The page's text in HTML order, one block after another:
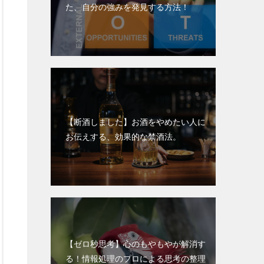
た、自分の強みを発見する方法！
【断酒しました】お酒をやめたい人に
お伝えする、効果的な禁酒法。
【ゼロ秒思考】心のもやもやが解消す
る！情報処理のプロによる思考の整理